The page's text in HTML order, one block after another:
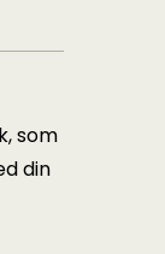
som
din